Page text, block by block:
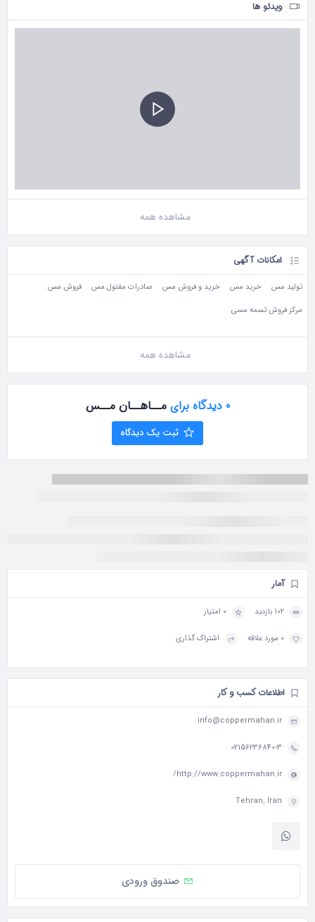
ویدئو ها
مشاهده همه
امکانات آگهی
تولید مس خرید مس خرید و فروش مس صادرات مفتول مس
فروش مس
مرکز فروش تسمه مسی
مشاهده همه
0 دیدگاه برای مــاهــان مــس
ثبت یک دیدگاه
آمار
102 بازدید 0 امتیاز
0 مورد علاقه اشتراک گذاری
اطلاعات کسب و کار
info@coppermahan.ir
02156236840-3
http://www.coppermahan.ir/
Tehran, Iran
صندوق ورودی